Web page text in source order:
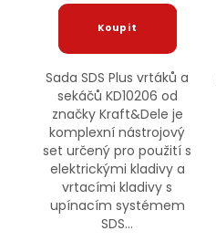
Sada SDS Plus vrtáků a
sekáčů KD10206 od
značky Kraft&Dele je
komplexní nástrojový
set určený pro použití s
elektrickými kladivy a
vrtacími kladivy s
upínacím systémem
SDS...